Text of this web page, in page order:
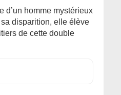
d’un homme mystérieux
sa disparition, elle élève
de cette double